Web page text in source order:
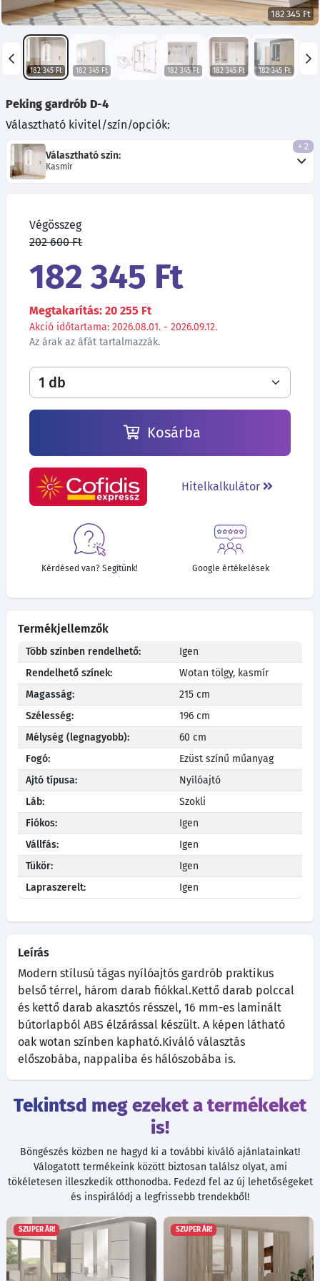
182 345 Ft
182 345 Ft 182 345 Ft 182 345 Ft 182 345 Ft 182 345 Ft
Peking gardrób D-4
Választható kivitel/szín/opciók:
Választható szín:
Kasmír
+ 2
Végösszeg
202 600 Ft
182 345 Ft
Megtakarítás: 20 255 Ft
Akció időtartama: 2026.08.01. - 2026.09.12.
Az árak az áfát tartalmazzák.
Kosárba
Hitelkalkulátor
Kérdésed van? Segítünk! Google értékelések
Termékjellemzők
Több színben rendelhető:
Igen
Rendelhető színek:
Wotan tölgy, kasmír
Magasság:
215 cm
Szélesség:
196 cm
Mélység (legnagyobb):
60 cm
Fogó:
Ezüst színű műanyag
Ajtó típusa:
Nyílóajtó
Láb:
Szokli
Fiókos:
Igen
Vállfás:
Igen
Tükör:
Igen
Lapraszerelt:
Igen
Leírás
Modern stílusú tágas nyílóajtós gardrób praktikus
belső térrel, három darab fiókkal.Kettő darab polccal
és kettő darab akasztós résszel, 16 mm-es laminált
bútorlapból ABS élzárással készült. A képen látható
oak wotan színben kapható.Kiváló választás
előszobába, nappaliba és hálószobába is.
Tekintsd meg ezeket a termékeket
is!
Böngészés közben ne hagyd ki a további kiváló ajánlatainkat!
Válogatott termékeink között biztosan találsz olyat, ami
tökéletesen illeszkedik otthonodba. Fedezd fel az új lehetőségeket
és inspirálódj a legfrissebb trendekből!
SZUPER ÁR! SZUPER ÁR!